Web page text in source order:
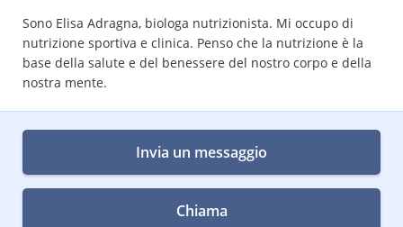
Sono Elisa Adragna, biologa nutrizionista. Mi occupo di
nutrizione sportiva e clinica. Penso che la nutrizione è la
base della salute e del benessere del nostro corpo e della
nostra mente.
Invia un messaggio
Chiama